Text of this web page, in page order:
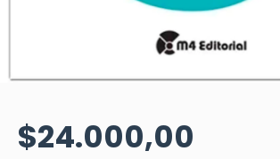
$24.000,00